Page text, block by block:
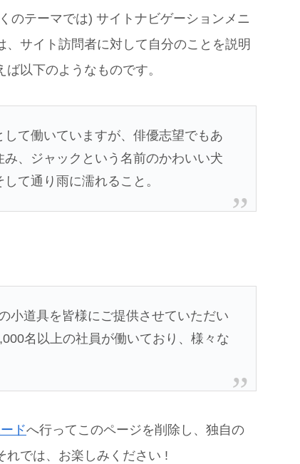
のテーマでは) サイトナビゲーションメニ
サイト訪問者に対して自分のことを説明
以下のようなものです。
て働いていますが、俳優志望でもあ
、ジャックという名前のかわいい犬
て通り雨に濡れること。
小道具を皆様にご提供させていただい
名以上の社員が働いており、様々な
ドへ行ってこのページを削除し、独自の
れでは、お楽しみください !